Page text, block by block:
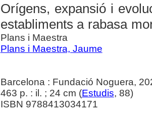
Orígens, expansió i
establiments a rabasa
Plans i Maestra
Plans i Maestra, Jaume
Barcelona : Fundació Noguera,
463 p. : il. ; 24 cm (Estudis, 88)
ISBN 9788413034171